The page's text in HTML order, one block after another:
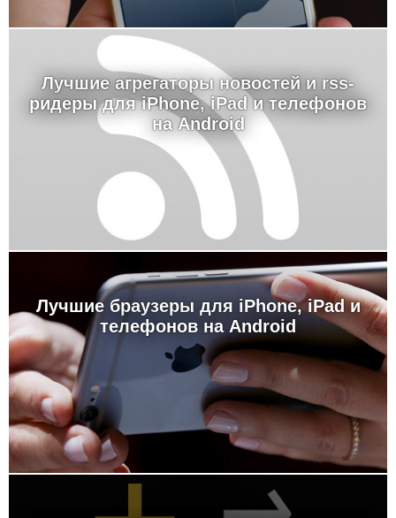
Лучшие агрегаторы новостей и rss-
ридеры для iPhone, iPad и телефонов
на Android
Лучшие браузеры для iPhone, iPad и
телефонов на Android